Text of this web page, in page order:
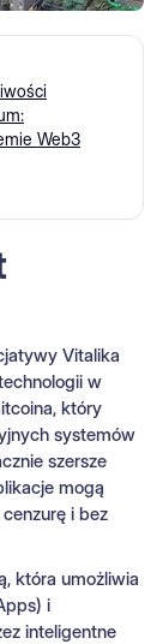
Web3
Vitalika
w
który
systemów
szersze
mogą
i bez
która umożliwia
i
inteligentne